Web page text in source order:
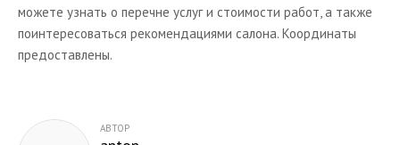
можете узнать о перечне услуг и стоимости работ, а также
поинтересоваться рекомендациями салона. Координаты
предоставлены.
АВТОР